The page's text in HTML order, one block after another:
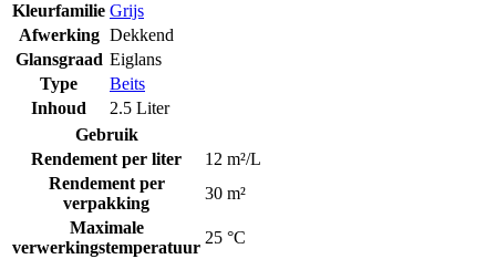
Kleurfamilie Grijs
Afwerking Dekkend
Glansgraad Eiglans
Type
Beits
Inhoud
2.5 Liter
Gebruik
Rendement per liter
12 m²/L
Rendement per
verpakking
30 m²
Maximale
verwerkingstemperatuur
25 °C